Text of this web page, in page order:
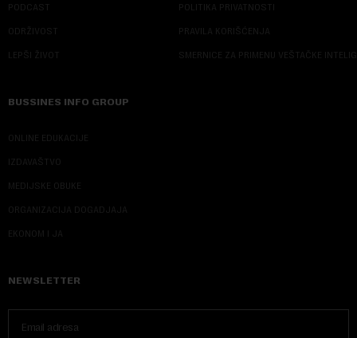
PODCAST
ODRŽIVOST
LEPŠI ŽIVOT
POLITIKA PRIVATNOSTI
PRAVILA KORIŠĆENJA
SMERNICE ZA PRIMENU VEŠTAČKE
BUSSINES INFO GROUP
ONLINE EDUKACIJE
IZDAVAŠTVO
MEDIJSKE OBUKE
ORGANIZACIJA DOGADJAJA
EKONOM I JA
NEWSLETTER